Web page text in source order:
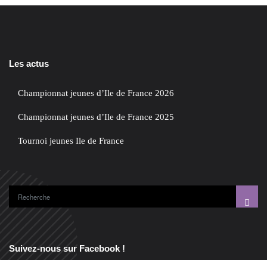
Les actus
Championnat jeunes d’Ile de France 2026
Championnat jeunes d’Ile de France 2025
Tournoi jeunes Ile de France
Suivez-nous sur Facebook !